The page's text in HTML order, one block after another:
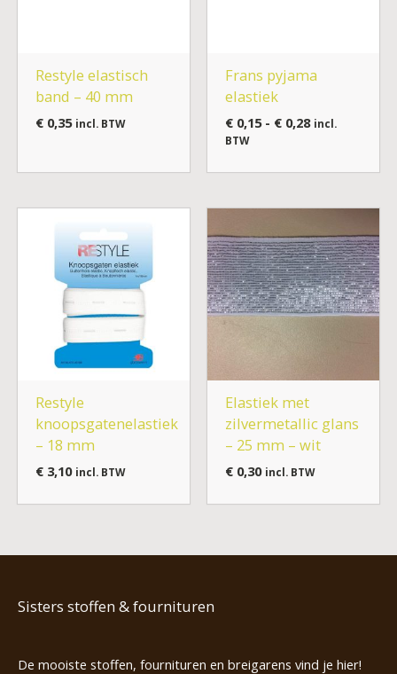
Restyle elastisch
band – 40 mm
€0,35 incl. BTW
Frans pyjama
elastiek
€0,15 - €0,28 incl.
BTW
Restyle
knoopsgatenelastiek
– 18 mm
€3,10 incl. BTW
Elastiek met
zilvermetallic glans
– 25 mm – wit
€0,30 incl. BTW
Sisters stoffen & fournituren
De mooiste stoffen, fournituren en breigarens vind je hier!